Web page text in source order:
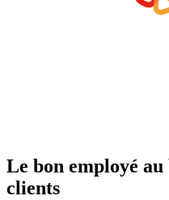
Le bon employé
clients